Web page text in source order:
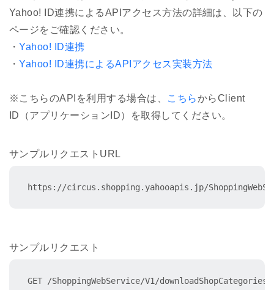
Yahoo! ID連携によるAPIアクセス方法の詳細は、以下の
ページをご確認ください。
・Yahoo! ID連携
・Yahoo! ID連携によるAPIアクセス実装方法
※こちらのAPIを利用する場合は、 こちらからClient
ID（アプリケーションID）を取得してください。
サンプルリクエストURL
https://circus.shopping.yahooapis.jp/
サンプルリクエスト
GET /ShoppingWebService/V1/